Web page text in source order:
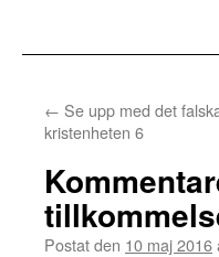
← Se upp med det
kristenheten 6
Postat den 10 maj 2016